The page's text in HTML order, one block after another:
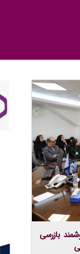
بازرسی